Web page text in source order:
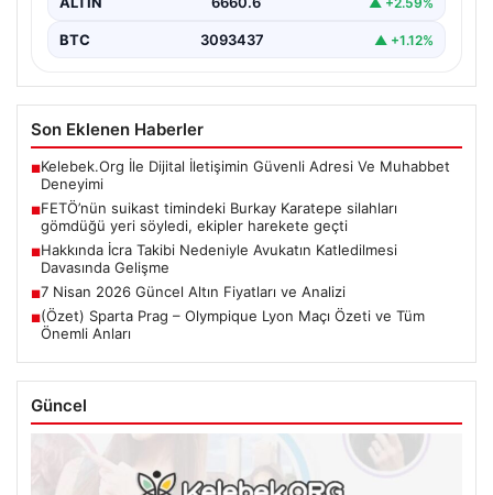
BTC 3093437 ▲ +1.12%
Son Eklenen Haberler
■Kelebek.Org İle Dijital İletişimin Güvenli Adresi Ve Muhabbet
Deneyimi
■FETÖ’nün suikast timindeki Burkay Karatepe silahları
gömdüğü yeri söyledi, ekipler harekete geçti
■Hakkında İcra Takibi Nedeniyle Avukatın Katledilmesi
Davasında Gelişme
■7 Nisan 2026 Güncel Altın Fiyatları ve Analizi
■(Özet) Sparta Prag – Olympique Lyon Maçı Özeti ve Tüm
Önemli Anları
Güncel